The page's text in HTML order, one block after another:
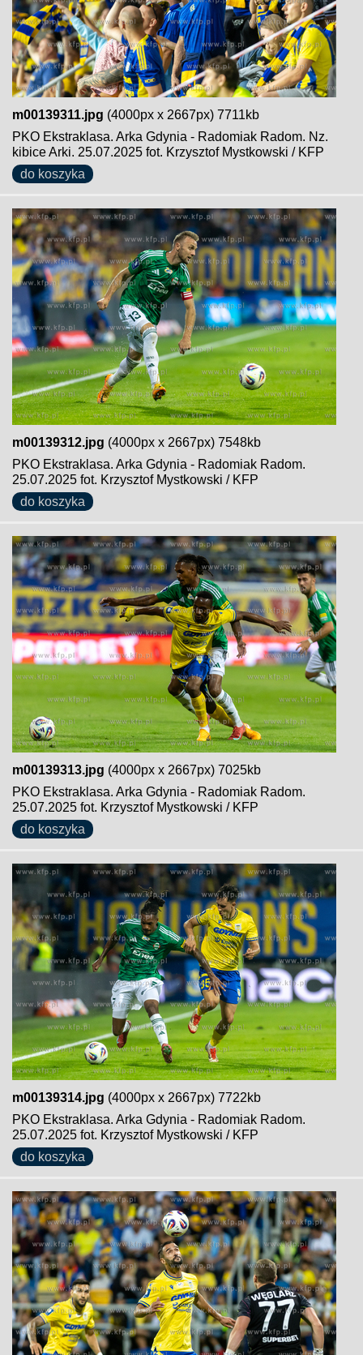
m00139311.jpg (4000px x 2667px) 7711kb
PKO Ekstraklasa. Arka Gdynia - Radomiak Radom. Nz.
kibice Arki. 25.07.2025 fot. Krzysztof Mystkowski / KFP
do koszyka
m00139312.jpg (4000px x 2667px) 7548kb
PKO Ekstraklasa. Arka Gdynia - Radomiak Radom.
25.07.2025 fot. Krzysztof Mystkowski / KFP
do koszyka
m00139313.jpg (4000px x 2667px) 7025kb
PKO Ekstraklasa. Arka Gdynia - Radomiak Radom.
25.07.2025 fot. Krzysztof Mystkowski / KFP
do koszyka
m00139314.jpg (4000px x 2667px) 7722kb
PKO Ekstraklasa. Arka Gdynia - Radomiak Radom.
25.07.2025 fot. Krzysztof Mystkowski / KFP
do koszyka